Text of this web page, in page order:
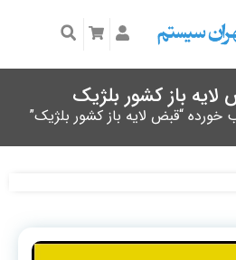
باز کشور بلژیک
“قبض لایه باز کشور بلژیک”